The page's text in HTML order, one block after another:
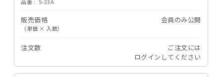
販売価格
（単価 × 入数）
会員のみ公開
注文数
ご注文には
ログイン してください